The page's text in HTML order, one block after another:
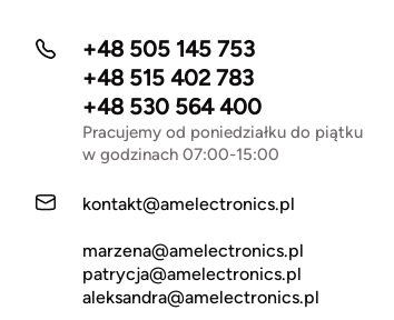
+48 505 145 753
+48 515 402 783
+48 530 564 400
Pracujemy od poniedziałku do piątku
w godzinach 07:00-15:00
kontakt@amelectronics.pl
marzena@amelectronics.pl
patrycja@amelectronics.pl
aleksandra@amelectronics.pl